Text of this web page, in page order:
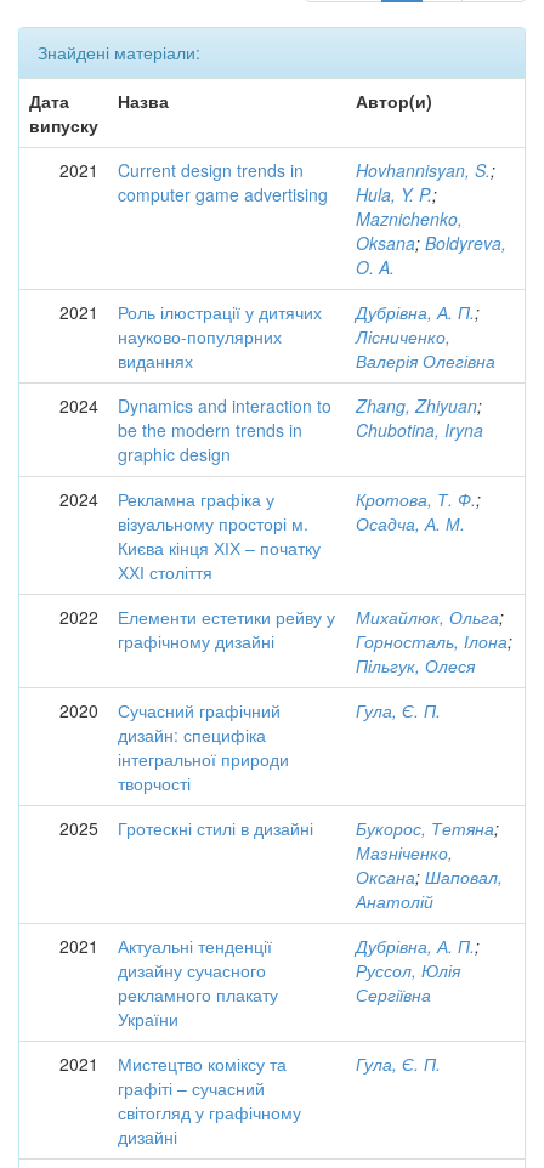
Знайдені матеріали:
Дата
випуску
Назва Автор(и)
2021
Current design trends in
computer game advertising
Hovhannisyan, S.;
Hula, Y. P.;
Maznichenko,
Oksana; Boldyreva,
O. A.
2021
Роль ілюстрації у дитячих
науково-популярних
виданнях
Дубрівна, А. П.;
Лісниченко,
Валерія Олегівна
2024
Dynamics and interaction to
be the modern trends in
graphic design
Zhang, Zhiyuan;
Chubotina, Iryna
2024
Рекламна графіка у
візуальному просторі м.
Києва кінця ХІХ – початку
ХХІ століття
Кротова, Т. Ф.;
Осадча, А. М.
2022
Елементи естетики рейву у
графічному дизайні
Михайлюк, Ольга;
Горносталь, Ілона;
Пільгук, Олеся
2020
Сучасний графічний
дизайн: специфіка
інтегральної природи
творчості
Гула, Є. П.
2025 Гротескні стилі в дизайні Букорос, Тетяна;
Мазніченко,
Оксана; Шаповал,
Анатолій
2021
Актуальні тенденції
дизайну сучасного
рекламного плакату
України
Дубрівна, А. П.;
Руссол, Юлія
Сергіївна
2021
Мистецтво коміксу та
графіті – сучасний
світогляд у графічному
дизайні
Гула, Є. П.